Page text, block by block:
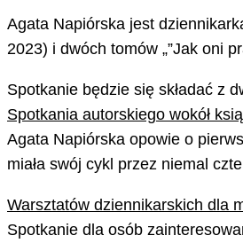
Agata Napiórska jest
2023) i dwóch tomów „”Jak oni
Spotkanie będzie się składać z
Spotkania autorskiego wokół
Agata Napiórska opowie o
miała swój cykl przez niemal
Warsztatów dziennikarskich dla
Spotkanie dla osób